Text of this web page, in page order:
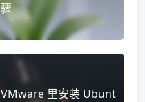
骤
VMware 里安装 Ubunt